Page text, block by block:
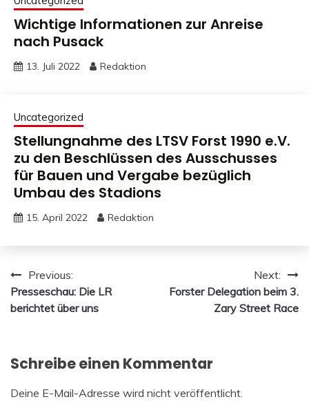
Wichtige Informationen zur Anreise
nach Pusack
13. Juli 2022 Redaktion
Uncategorized
Stellungnahme des LTSV Forst 1990 e.V.
zu den Beschlüssen des Ausschusses
für Bauen und Vergabe bezüglich
Umbau des Stadions
15. April 2022 Redaktion
Beitragsnavigation
Previous:
Presseschau: Die LR
berichtet über uns
Next:
Forster Delegation beim 3.
Zary Street Race
Schreibe einen Kommentar
Deine E-Mail-Adresse wird nicht veröffentlicht.